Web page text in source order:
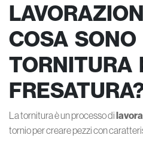
COSA
TORNITURA
La tornitura è un processo di
tornio per creare pezzi con